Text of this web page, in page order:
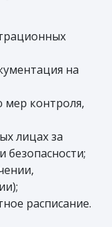
на
контроля,
лицах за
безопасности;
расписание.